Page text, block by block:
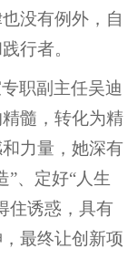
没有例外，自
行者。
职副主任吴迪
髓，转化为精
力量，她深有
”、定好“人生
住诱惑，具有
最终让创新项